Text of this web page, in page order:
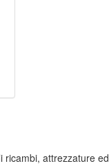
ricambi, attrezzature ed